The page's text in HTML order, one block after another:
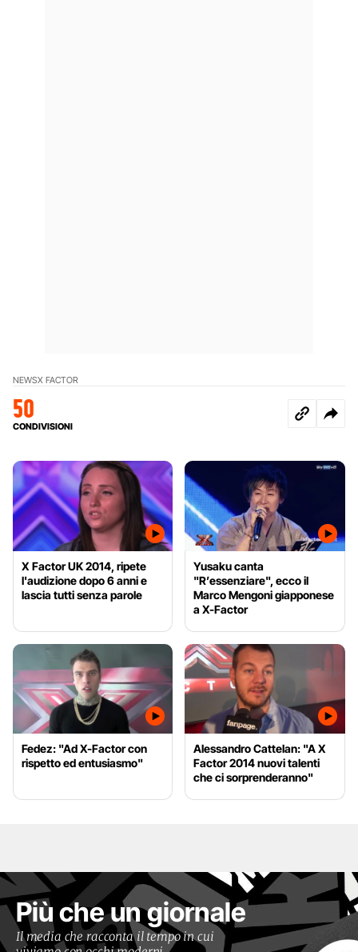
NEWSX FACTOR
50
CONDIVISIONI
X Factor UK 2014, ripete
l'audizione dopo 6 anni e
lascia tutti senza parole
Yusaku canta
"R’essenziare", ecco il
Marco Mengoni giapponese
a X-Factor
Fedez: "Ad X-Factor con
rispetto ed entusiasmo"
Alessandro Cattelan: "A X
Factor 2014 nuovi talenti
che ci sorprenderanno"
Più che un giornale
Il media che racconta il tempo in cui